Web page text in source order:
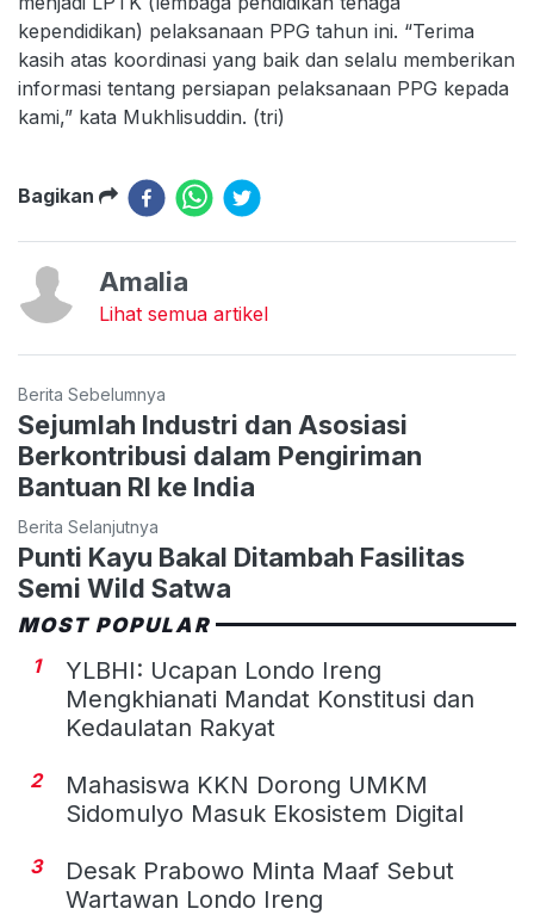
kependidikan) pelaksanaan PPG tahun ini. “Terima
kasih atas koordinasi yang baik dan selalu memberikan
informasi tentang persiapan pelaksanaan PPG kepada
kami,” kata Mukhlisuddin. (tri)
Bagikan
Amalia
Lihat semua artikel
Berita Sebelumnya
Sejumlah Industri dan Asosiasi
Berkontribusi dalam Pengiriman
Bantuan RI ke India
Berita Selanjutnya
Punti Kayu Bakal Ditambah Fasilitas
Semi Wild Satwa
MOST POPULAR
1
YLBHI: Ucapan Londo Ireng
Mengkhianati Mandat Konstitusi dan
Kedaulatan Rakyat
2
Mahasiswa KKN Dorong UMKM
Sidomulyo Masuk Ekosistem Digital
3
Desak Prabowo Minta Maaf Sebut
Wartawan Londo Ireng